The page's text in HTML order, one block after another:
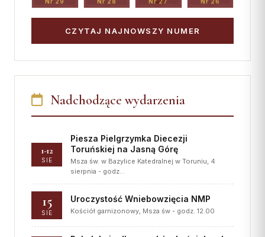
CZYTAJ NAJNOWSZY NUMER
Nadchodzące wydarzenia
1-12
SIE
Piesza Pielgrzymka Diecezji
Toruńskiej na Jasną Górę
Msza św. w Bazylice Katedralnej w Toruniu, 4
sierpnia - godz…
15
SIE
Uroczystość Wniebowzięcia NMP
Kościół garnizonowy, Msza św - godz. 12.00